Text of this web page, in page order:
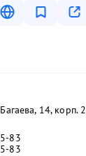
14, корп. 2
83
83